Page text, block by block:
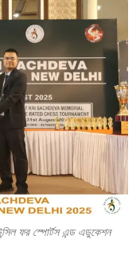
ফর স্পোর্টস এন্ড এডুকেশন